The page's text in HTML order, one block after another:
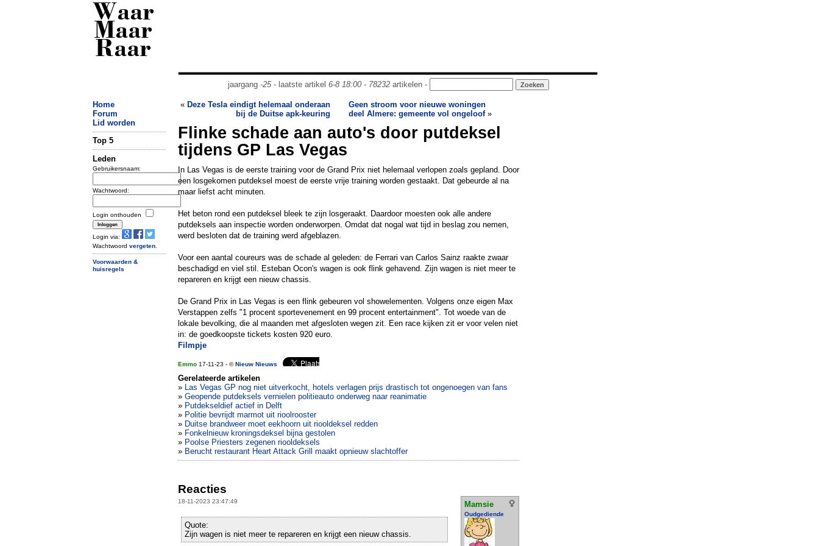
Waar
Maar
Raar
jaargang -25- laatste artikel 6-8 18:00- 78232artikelen -
Home
Forum
Lid worden
Top 5
Leden
Gebruikersnaam:
Wachtwoord:
Login onthouden
Login via:
Wachtwoord vergeten
Voorwaarden &
huisregels
« Deze Tesla eindigt helemaal onderaan
bij de Duitse apk-keuring
Geen stroom voor nieuwe woningen
deel Almere: gemeente vol ongeloof»
Flinke schade aan auto's door putdeksel
tijdens GP Las Vegas
In Las Vegas is de eerste training voor de Grand Prix niet helemaal verlopen zoals gepland. Door
een losgekomen putdeksel moest de eerste vrije training worden gestaakt. Dat gebeurde al na
maar liefst acht minuten.
Het beton rond een putdeksel bleek te zijn losgeraakt. Daardoor moesten ook alle andere
putdeksels aan inspectie worden onderworpen. Omdat dat nogal wat tijd in beslag zou nemen,
werd besloten dat de training werd afgeblazen.
Voor een aantal coureurs was de schade al geleden: de Ferrari van Carlos Sainz raakte zwaar
beschadigd en viel stil. Esteban Ocon's wagen is ook flink gehavend. Zijn wagen is niet meer te
repareren en krijgt een nieuw chassis.
De Grand Prix in Las Vegas is een flink gebeuren vol showelementen. Volgens onze eigen Max
Verstappen zelfs "1 procent sportevenement en 99 procent entertainment". Tot woede van de
lokale bevolking, die al maanden met afgesloten wegen zit. Een race kijken zit er voor velen niet
in: de goedkoopste tickets kosten 920 euro.
Filmpje
Emmo 17-11-23 - ©Nieuw Nieuws
Gerelateerde artikelen
» Las Vegas GP nog niet uitverkocht, hotels verlagen prijs drastisch tot ongenoegen van fans
» Geopende putdeksels vernielen politieauto onderweg naar reanimatie
» Putdekseldief actief in Delft
» Politie bevrijdt marmot uit rioolrooster
» Duitse brandweer moet eekhoorn uit riooldeksel redden
» Fonkelnieuw kroningsdeksel bijna gestolen
» Poolse Priesters zegenen riooldeksels
» Berucht restaurant Heart Attack Grill maakt opnieuw slachtoffer
Reacties
18-11-2023 23:47:49 Mamsie
Oudgediende
Quote:
Zijn wagen is niet meer te repareren en krijgt een nieuw chassis.